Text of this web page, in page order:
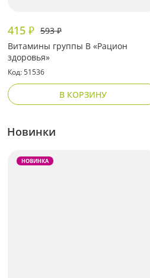
415 ₽ 593₽
Витамины группы В «Рацион
здоровья»
Код: 51536
В КОРЗИНУ
Новинки
НОВИНКА